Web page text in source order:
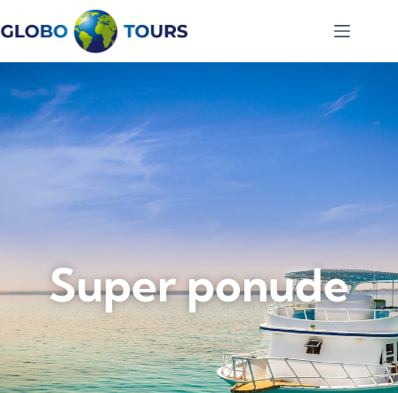
Super ponude